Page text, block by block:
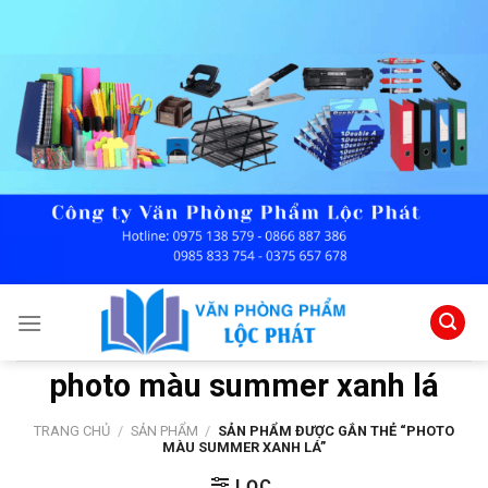
content
photo màu summer xanh lá
TRANG CHỦ / SẢN PHẨM / SẢN PHẨM ĐƯỢC GẮN THẺ “PHOTO
MÀU SUMMER XANH LÁ”